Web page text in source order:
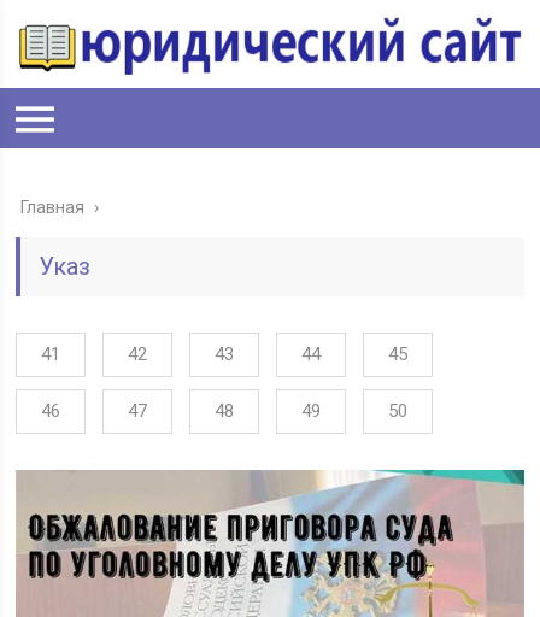
Главная ›
Указ
41 42 43 44 45
46 47 48 49 50